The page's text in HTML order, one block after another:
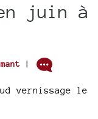
juin à
|
vernissage le